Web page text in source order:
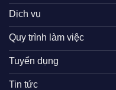
Dịch vụ
Quy trình làm việc
Tuyển dụng
Tin tức